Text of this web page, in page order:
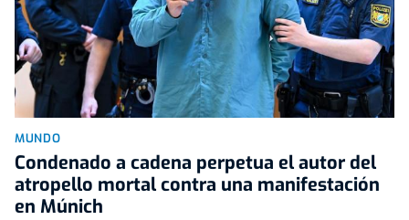
MUNDO
Condenado a cadena perpetua el autor del
atropello mortal contra una manifestación
en Múnich